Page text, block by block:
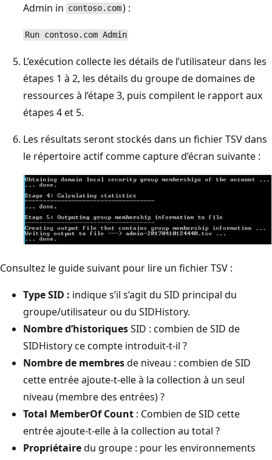
Admin in contoso.com) :
Run contoso.com Admin
L’exécution collecte les détails de l’utilisateur dans les
étapes 1 à 2, les détails du groupe de domaines de
ressources à l’étape 3, puis compilent le rapport aux
étapes 4 et 5.
Les résultats seront stockés dans un fichier TSV dans
le répertoire actif comme capture d’écran suivante :
Consultez le guide suivant pour lire un fichier TSV :
Type SID : indique s’il s’agit du SID principal du
groupe/utilisateur ou du SIDHistory.
Nombre d’historiquesSID : combien de SID de
SIDHistory ce compte introduit-t-il ?
Nombre de membresde niveau : combien de SID
cette entrée ajoute-t-elle à la collection à un seul
niveau (membre des entrées) ?
Total MemberOf Count : Combien de SID cette
entrée ajoute-t-elle à la collection au total ?
Propriétairedu groupe : pour les environnements